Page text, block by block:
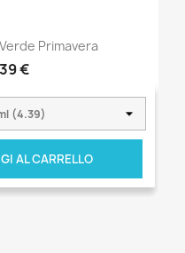
Primavera
€
AL CARRELLO